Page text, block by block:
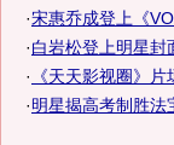
·宋惠乔成登上《
·白岩松登上明星封
· 《天天影视圈》
·明星揭高考制胜法